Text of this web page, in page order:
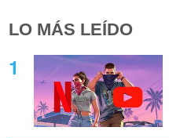
LO MÁS LEÍDO